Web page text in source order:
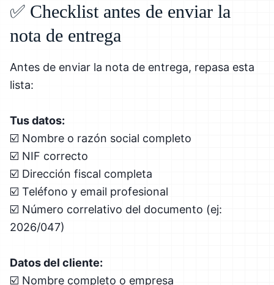
✅ Checklist antes de enviar la
nota de entrega
Antes de enviar la nota de entrega, repasa esta
lista:
Tus datos:
☑️ Nombre o razón social completo
☑️ NIF correcto
☑️ Dirección fiscal completa
☑️ Teléfono y email profesional
☑️ Número correlativo del documento (ej:
2026/047)
Datos del cliente:
☑️ Nombre completo o empresa